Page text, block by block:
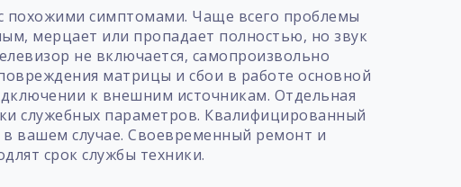
похожими симптомами. Чаще всего проблемы
мерцает или пропадает полностью, но звук
не включается, самопроизвольно
матрицы и сбои в работе основной
к внешним источникам. Отдельная
служебных параметров. Квалифицированный
вашем случае. Своевременный ремонт и
срок службы техники.